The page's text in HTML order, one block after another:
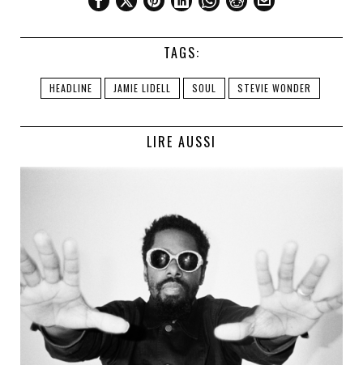
TAGS:
HEADLINE JAMIE LIDELL SOUL STEVIE WONDER
LIRE AUSSI